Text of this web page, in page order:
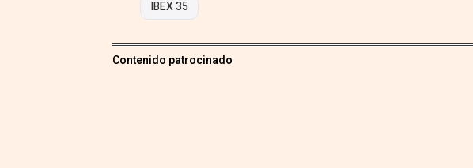
IBEX 35
Contenido patrocinado